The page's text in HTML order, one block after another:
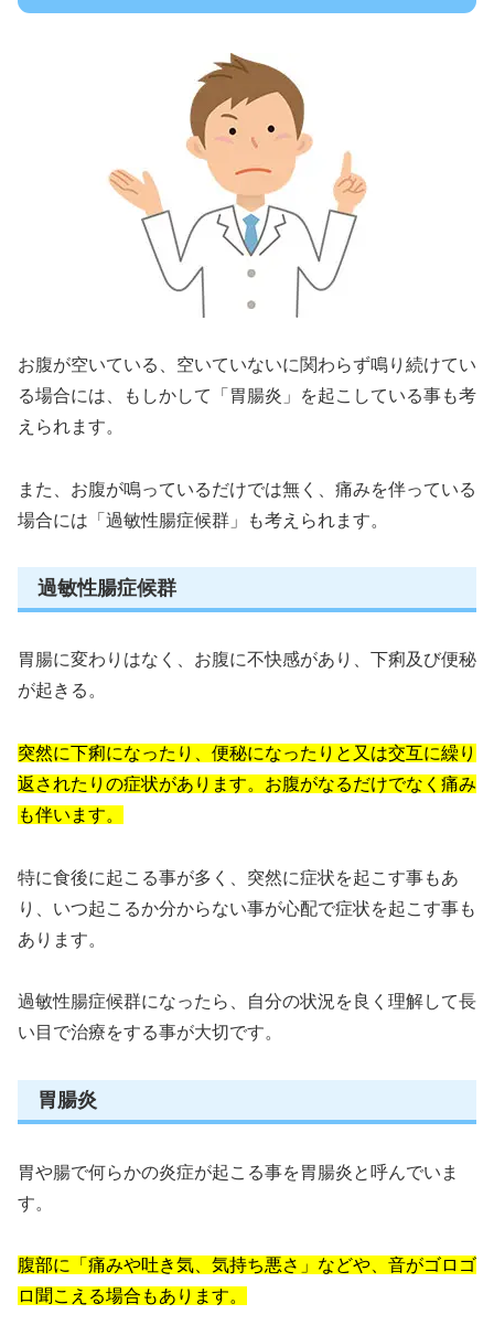
お腹が空いている、空いていないに関わらず鳴り続けてい
る場合には、もしかして「胃腸炎」を起こしている事も考
えられます。
また、お腹が鳴っているだけでは無く、痛みを伴っている
場合には「過敏性腸症候群」も考えられます。
過敏性腸症候群
胃腸に変わりはなく、お腹に不快感があり、下痢及び便秘
が起きる。
突然に下痢になったり、便秘になったりと又は交互に繰り
返されたりの症状があります。お腹がなるだけでなく痛み
も伴います。
特に食後に起こる事が多く、突然に症状を起こす事もあ
り、いつ起こるか分からない事が心配で症状を起こす事も
あります。
過敏性腸症候群になったら、自分の状況を良く理解して長
い目で治療をする事が大切です。
胃腸炎
胃や腸で何らかの炎症が起こる事を胃腸炎と呼んでいま
す。
腹部に「痛みや吐き気、気持ち悪さ」などや、音がゴロゴ
ロ聞こえる場合もあります。